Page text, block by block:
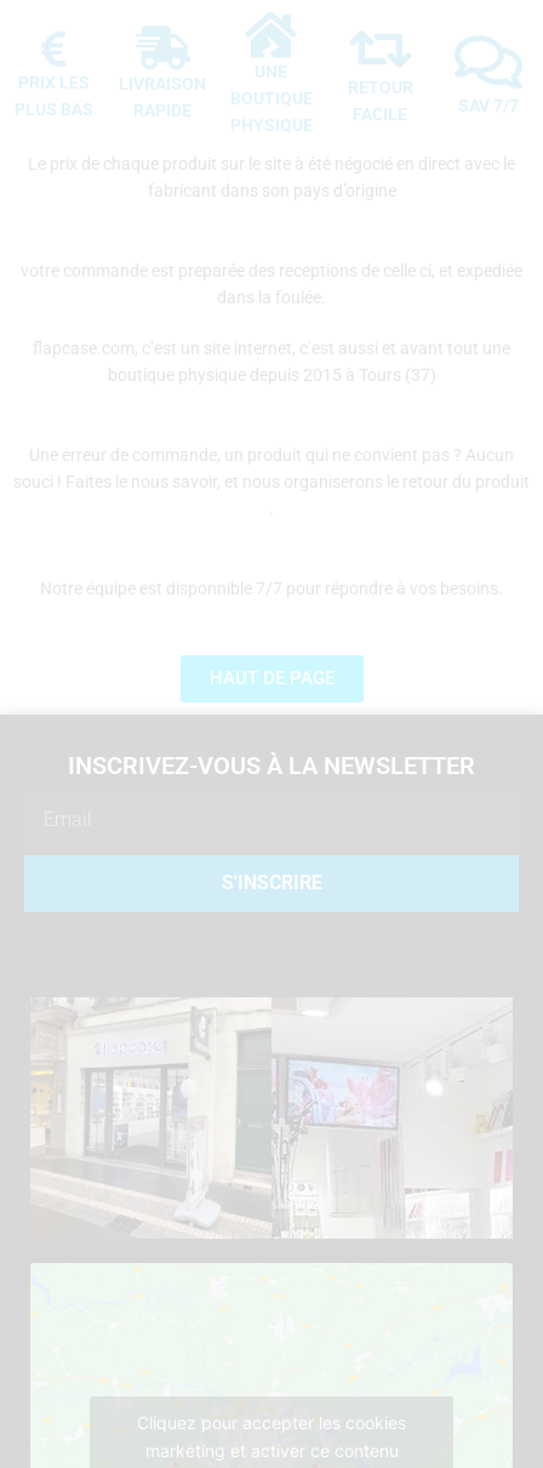
PRIX LES
PLUS BAS
LIVRAISON
RAPIDE
UNE
BOUTIQUE
PHYSIQUE
RETOUR
FACILE
SAV 7/7
Le prix de chaque produit sur le site à été négocié en direct avec le
fabricant dans son pays d’origine
votre commande est preparée des receptions de celle ci, et expediée
dans la foulée.
flapcase.com, c’est un site internet, c’est aussi et avant tout une
boutique physique depuis 2015 à Tours (37)
Une erreur de commande, un produit qui ne convient pas ? Aucun
souci ! Faites le nous savoir, et nous organiserons le retour du produit
Notre équipe est disponnible 7/7 pour répondre à vos besoins.
HAUT DE PAGE
INSCRIVEZ-VOUS À LA NEWSLETTER
S'INSCRIRE
Cliquez pour accepter les cookies
marketing et activer ce contenu